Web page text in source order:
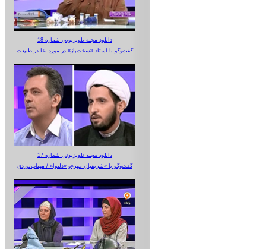
دانلود مجله تلویزیونی شماره 18
گفت‌وگو با استاد «سخت‌باز» در مورد بقا در طبیعت
دانلود مجله تلویزیونی شماره 17
گفت‌وگو با «شریفیان مهر»‌و «دلنوا» / مهتاب‌نوردی